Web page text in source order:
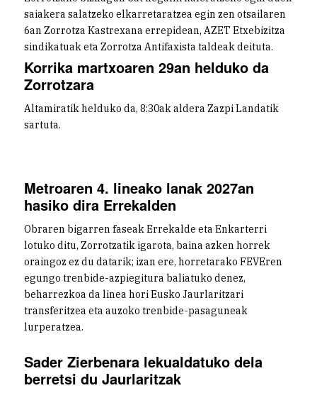
saiakera salatzeko elkarretaratzea egin zen otsailaren
6an Zorrotza Kastrexana errepidean, AZET Etxebizitza
sindikatuak eta Zorrotza Antifaxista taldeak deituta.
Korrika martxoaren 29an helduko da
Zorrotzara
Altamiratik helduko da, 8:30ak aldera Zazpi Landatik
sartuta.
Metroaren 4. lineako lanak 2027an
hasiko dira Errekalden
Obraren bigarren faseak Errekalde eta Enkarterri
lotuko ditu, Zorrotzatik igarota, baina azken horrek
oraingoz ez du datarik; izan ere, horretarako FEVEren
egungo trenbide-azpiegitura baliatuko denez,
beharrezkoa da linea hori Eusko Jaurlaritzari
transferitzea eta auzoko trenbide-pasaguneak
lurperatzea.
Sader Zierbenara lekualdatuko dela
berretsi du Jaurlaritzak